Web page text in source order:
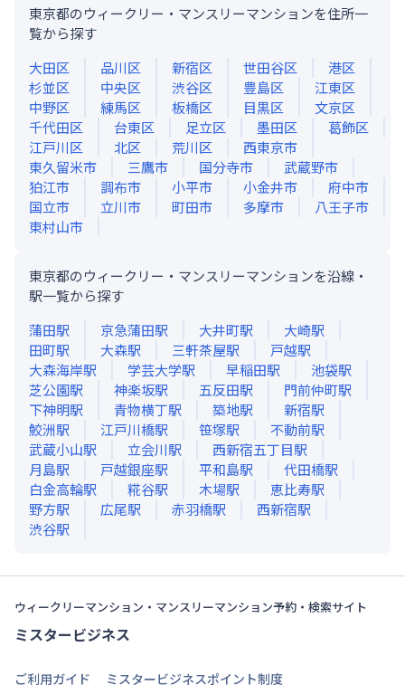
東京都のウィークリー・マンスリーマンションを住所一
覧から探す
大田区
品川区 新宿区 世田谷区
港区
杉並区
中央区 渋谷区 豊島区
江東区
中野区
練馬区 板橋区 目黒区
文京区
千代田区
台東区 足立区 墨田区
葛飾区
江戸川区
北区 荒川区
西東京市
東久留米市
三鷹市 国分寺市
武蔵野市
狛江市
調布市 小平市 小金井市
府中市
国立市
立川市 町田市 多摩市
八王子市
東村山市
東京都のウィークリー・マンスリーマンションを沿線・
駅一覧から探す
蒲田駅 京急蒲田駅 大井町駅 大崎駅
田町駅 大森駅 三軒茶屋駅 戸越駅
大森海岸駅 学芸大学駅 早稲田駅 池袋駅
芝公園駅 神楽坂駅 五反田駅 門前仲町駅
下神明駅 青物横丁駅 築地駅 新宿駅
鮫洲駅 江戸川橋駅 笹塚駅 不動前駅
武蔵小山駅 立会川駅 西新宿五丁目駅
月島駅 戸越銀座駅 平和島駅 代田橋駅
白金高輪駅 糀谷駅 木場駅 恵比寿駅
野方駅 広尾駅 赤羽橋駅 西新宿駅
渋谷駅
ウィークリーマンション・マンスリーマンション予約・検索サイト
ミスタービジネス
ご利用ガイド ミスタービジネスポイント制度